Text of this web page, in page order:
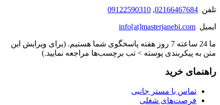
تلفن 02166467684
,
09122590310
ایمیل info[at]masterjanebi.com
ما 24 ساعته 7 روز هفته پاسخگوی شما هستیم. (برای ویرایش این
متن به پیکربندی پوسته > تب برچسب‌ها مراجعه نمایید.)
راهنمای خرید
تماس با مستر جانبی
فرصت‌های شغلی